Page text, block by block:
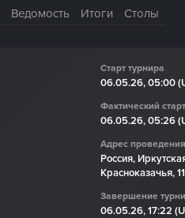
Ведомость Итоги Столы
Старт турнира
06.05.26, 05:00
Фактический
06.05.26, 05:26
Адрес проведения
Россия,
Красноказачья,
Завершение
06.05.26, 17:22